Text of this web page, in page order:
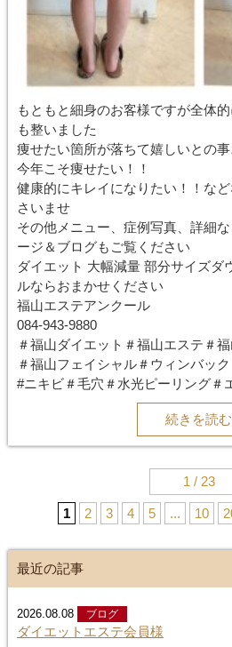
もともと細身のお客様ですが全体
も整いました
痩せたい箇所が落ちて嬉しいとの事
今年こそ痩せたい！！
健康的にキレイになりたい！！な
さいませ
その他メニュー、症例写真、詳細
ージ＆ブログもご覧ください
ダイエット 大幅減量 部分サイズダ
ルならおまかせください
福山エステアンクール
084-943-9880
＃福山ダイエット＃福山エステ＃
＃福山フェイシャル＃ウィンバック
#ニキビ＃毛穴＃水光ピーリング＃
#ハーブピーリング#ブライダルエ
続きを読む
1 / 23
1 2 3 4 5 ... 10
最近の記事
2026.08.08 ブログ
ダイエットエステ会員様